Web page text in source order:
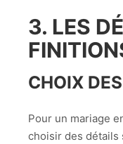
3. LES
CHOIX
Pour un mariage
choisir des détails